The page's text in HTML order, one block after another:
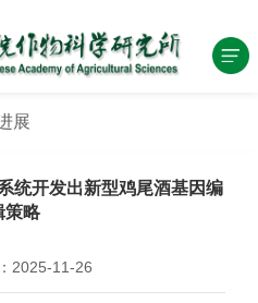
展
统开发出新型鸡尾酒基因编
策略
2025-11-26